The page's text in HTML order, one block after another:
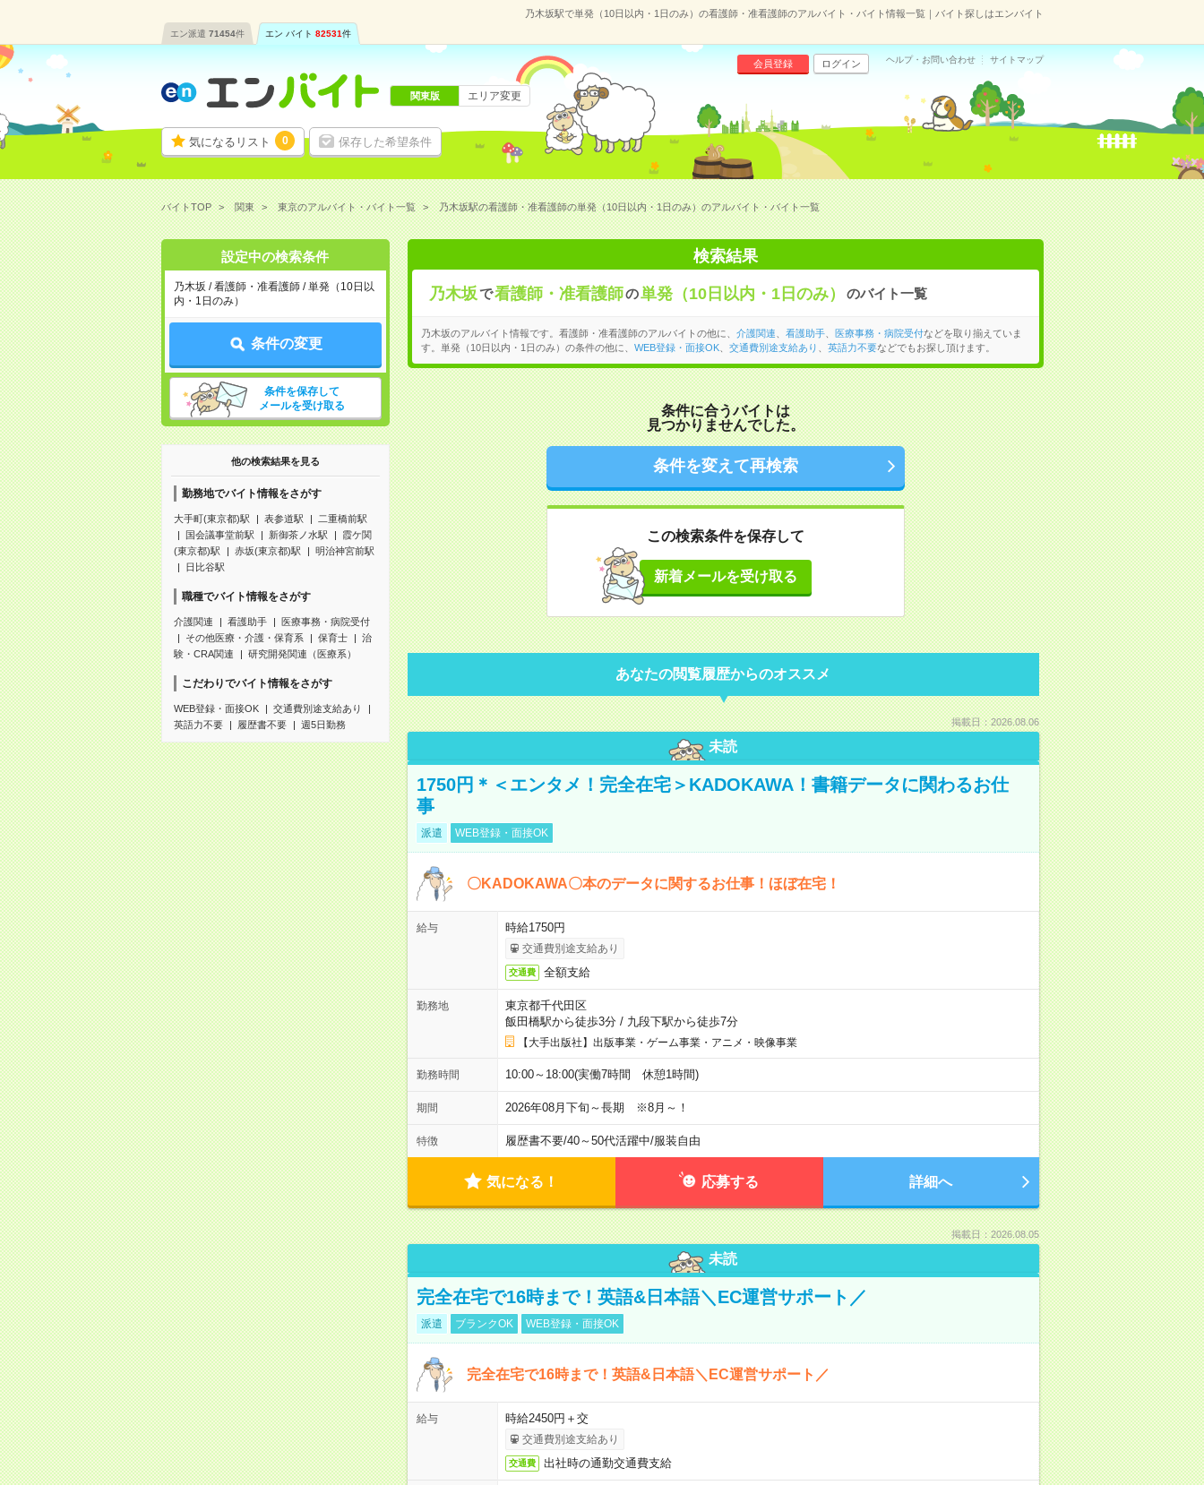
乃木坂駅で単発（10日以内・1日のみ）の看護師・准看護師のアルバイト・バイト情報一覧｜バイト探しはエンバイト
エン派遣 71454件 エン バイト 82531件
気になるリスト 0 保存した希望条件
会員登録 ログイン ヘルプ・お問い合わせ サイトマップ
関東版 エリア変更
バイトTOP 関東 東京のアルバイト・バイト一覧 乃木坂駅の看護師・准看護師の単発（10日以内・1日のみ）のアルバイト・バイト一覧
設定中の検索条件
乃木坂 / 看護師・准看護師 / 単発（10日以
内・1日のみ）
条件の変更
条件を保存して
メールを受け取る
他の検索結果を見る
勤務地でバイト情報をさがす
大手町(東京都)駅 表参道駅
二重橋前駅
国会議事堂前駅
新御茶ノ水駅
霞ケ関
(東京都)駅
赤坂(東京都)駅
明治神宮前駅
日比谷駅
職種でバイト情報をさがす
介護関連 看護助手
医療事務・病院受付
その他医療・介護・保育系
保育士
治
験・CRA関連
研究開発関連（医療系）
こだわりでバイト情報をさがす
WEB登録・面接OK
交通費別途支給あり
英語力不要
履歴書不要 週5日勤務
検索結果
乃木坂で看護師・准看護師の単発（10日以内・1日のみ） のバイト一覧
乃木坂のアルバイト情報です。看護師・准看護師のアルバイトの他に、 介護関連 看護助手、 医療事務・病院受付などを取り揃えていま
す。単発（10日以内・1日のみ）の条件の他に、 WEB登録・面接OK、 交通費別途支給あり 英語力不要などでもお探し頂けます。
条件に合うバイトは
見つかりませんでした。
条件を変えて再検索
この検索条件を保存して
新着メールを受け取る
あなたの閲覧履歴からのオススメ
掲載日：2026.08.06
未読
1750円＊＜エンタメ！完全在宅＞KADOKAWA！書籍データに関わるお仕
事
派遣 WEB登録・面接OK
〇KADOKAWA〇本のデータに関するお仕事！ほぼ在宅！
給与 時給1750円
交通費別途支給あり
交通費 全額支給
勤務地
東京都千代田区
飯田橋駅から徒歩3分/ 九段下駅から徒歩7分
【大手出版社】出版事業・ゲーム事業・アニメ・映像事業
勤務時間 10:00～18:00(実働7時間 休憩1時間)
期間 2026年08月下旬～長期 ※8月～！
特徴 履歴書不要/40～50代活躍中/服装自由
気になる！ 応募する 詳細へ
掲載日：2026.08.05
未読
完全在宅で16時まで！英語&日本語＼EC運営サポート／
派遣 ブランクOK WEB登録・面接OK
完全在宅で16時まで！英語&日本語＼EC運営サポート／
給与 時給2450円＋交
交通費別途支給あり
交通費 出社時の通勤交通費支給